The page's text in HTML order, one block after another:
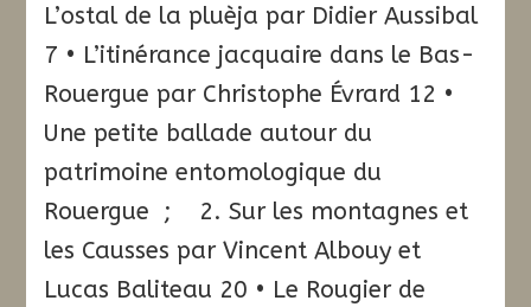
L’ostal de la pluèja par Didier Aussibal
7 • L’itinérance jacquaire dans le Bas-
Rouergue par Christophe Évrard 12 •
Une petite ballade autour du
patrimoine entomologique du
Rouergue ; 2. Sur les montagnes et
les Causses par Vincent Albouy et
Lucas Baliteau 20 • Le Rougier de